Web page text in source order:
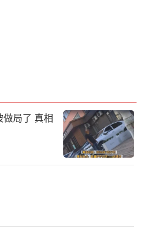
局了 真相